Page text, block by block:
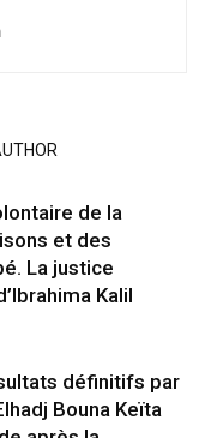
de la
et des
La justice
Kalil
définitifs par
Bouna Keïta